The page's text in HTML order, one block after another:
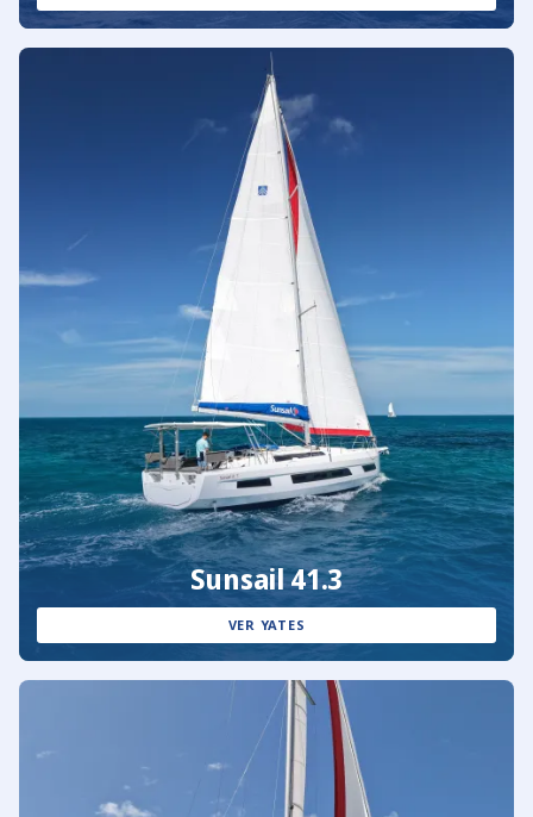
Sunsail 41.3
VER YATES